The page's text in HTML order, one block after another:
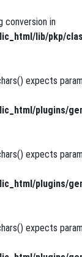
conversion in
lib/pkp/
expects
plugins/
expects
plugins/
expects